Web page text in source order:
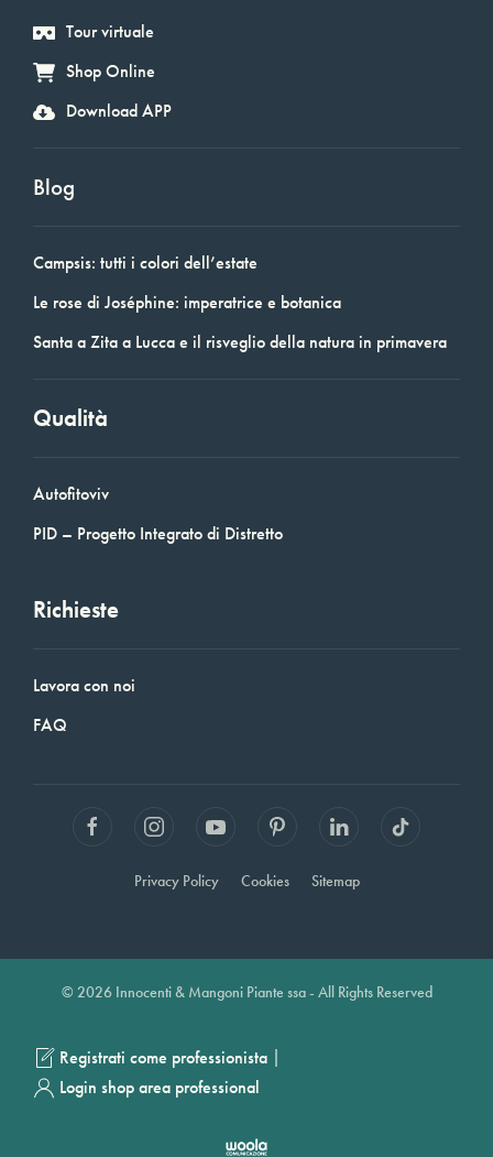
Tour virtuale
Shop Online
Download APP
Blog
Campsis: tutti i colori dell’estate
Le rose di Joséphine: imperatrice e botanica
Santa a Zita a Lucca e il risveglio della natura in primavera
Qualità
Autofitoviv
PID – Progetto Integrato di Distretto
Richieste
Lavora con noi
FAQ
Privacy Policy Cookies Sitemap
© 2026 Innocenti & Mangoni Piante ssa - All Rights Reserved
Registrati come professionista |
Login shop area professional